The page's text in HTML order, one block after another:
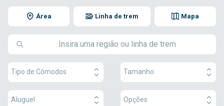
Área Mapa
Linha de trem
Tipo de Cômodos Tamanho
Aluguel Opções